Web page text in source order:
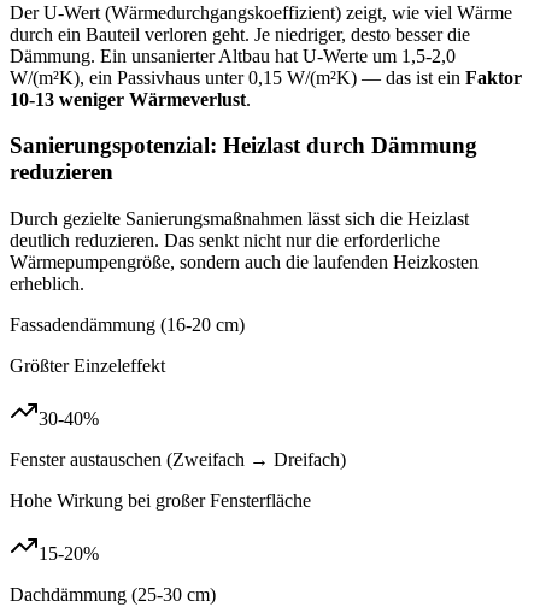
Der U-Wert (Wärmedurchgangskoeffizient) zeigt, wie viel Wärme
durch ein Bauteil verloren geht. Je niedriger, desto besser die
Dämmung. Ein unsanierter Altbau hat U-Werte um 1,5-2,0
W/(m²K), ein Passivhaus unter 0,15 W/(m²K) — das ist ein Faktor
10-13 weniger Wärmeverlust.
Sanierungspotenzial: Heizlast durch Dämmung
reduzieren
Durch gezielte Sanierungsmaßnahmen lässt sich die Heizlast
deutlich reduzieren. Das senkt nicht nur die erforderliche
Wärmepumpengröße, sondern auch die laufenden Heizkosten
erheblich.
Fassadendämmung (16-20 cm)
Größter Einzeleffekt
30-40%
Fenster austauschen (Zweifach → Dreifach)
Hohe Wirkung bei großer Fensterfläche
15-20%
Dachdämmung (25-30 cm)